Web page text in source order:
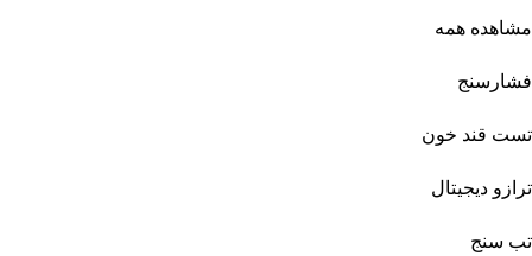
مشاهده همه
فشارسنج
تست قند خون
ترازو دیجیتال
تب سنج